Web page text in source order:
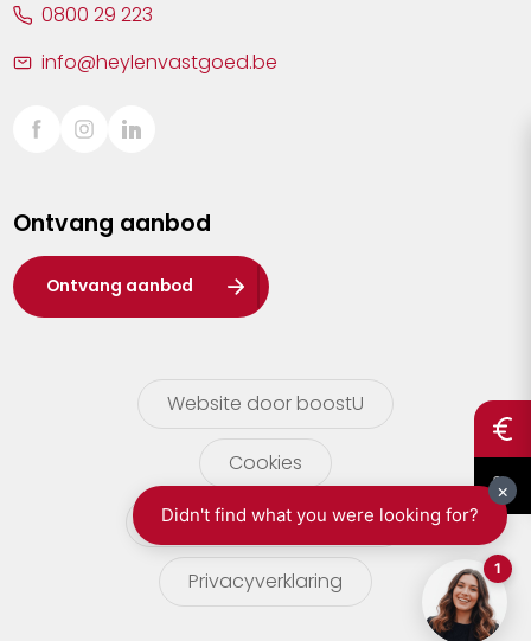
Sint-Truiden
Waasland
Wuustwezel
Zoersel
0800 29 223
info@heylenvastgoed.be
Ontvang aanbod
Ontvang aanbod
Website door boostU
Cookies
gebruikersvoorwaarden
Privacyverklaring